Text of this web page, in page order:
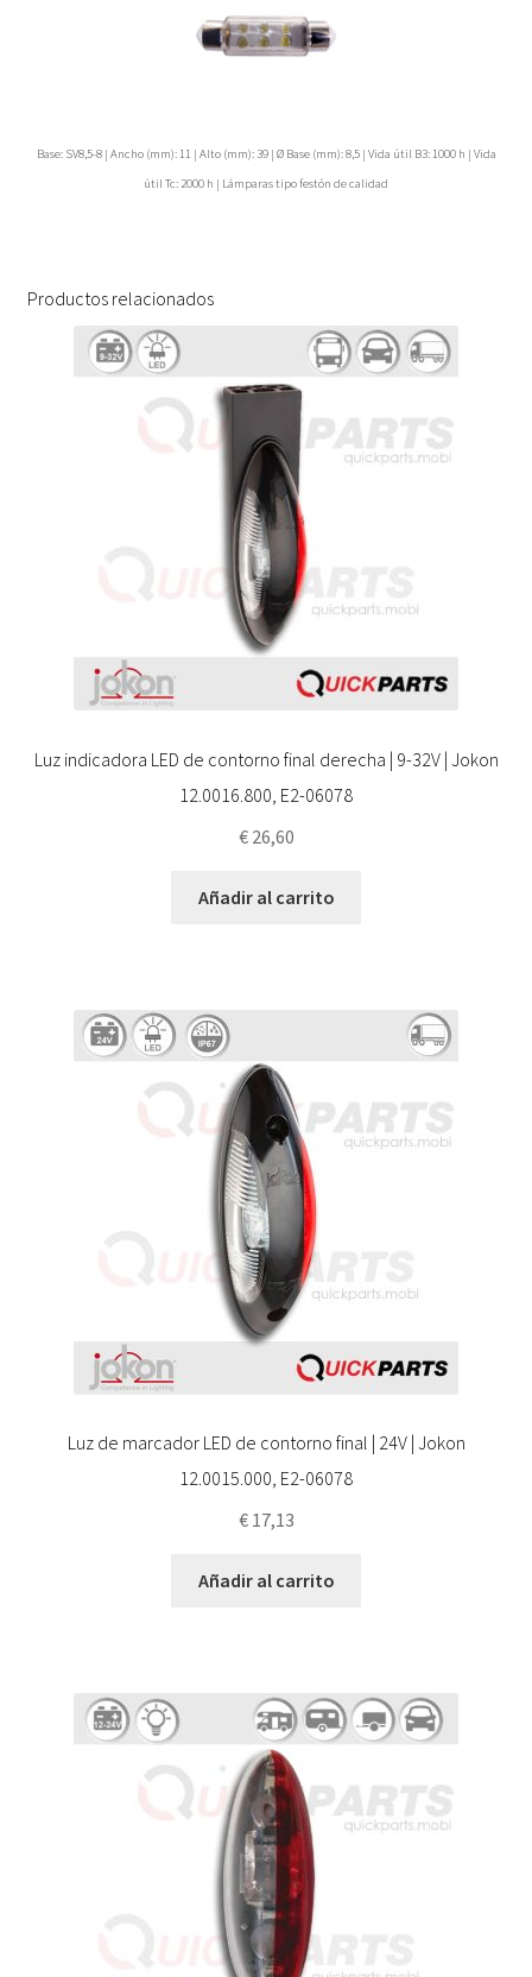
Base: SV8,5-8 | Ancho (mm): 11 | Alto (mm): 39 | Ø Base (mm): 8,5 | Vida útil B3: 1000 h | Vida
útil Tc: 2000 h | Lámparas tipo festón de calidad
Productos relacionados
Luz indicadora LED de contorno final derecha | 9-32V | Jokon
12.0016.800, E2-06078
€26,60
Añadir al carrito
Luz de marcador LED de contorno final | 24V | Jokon
12.0015.000, E2-06078
€17,13
Añadir al carrito